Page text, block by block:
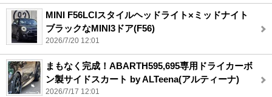
MINI F56LCIスタイルヘッドライト×ミッドナイト
ブラックなMINI3ドア(F56)
2026/7/20 12:01
まもなく完成！ABARTH595,695専用ドライカーボ
ン製サイドスカート by ALTeena(アルティーナ)
2026/7/17 12:01